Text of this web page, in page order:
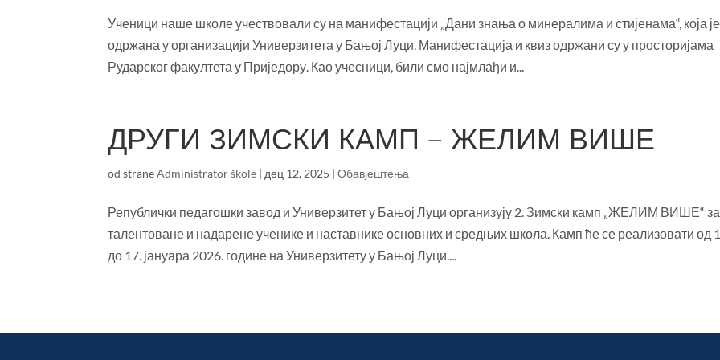
Ученици наше школе учествовали су на манифестацији „Дани знања о минералима и стијенама“, која је
одржана у организацији Универзитета у Бањој Луци. Манифестација и квиз одржани су у просторијама
Рударског факултета у Приједору. Као учесници, били смо најмлађи и...
ДРУГИ ЗИМСКИ КАМП – ЖЕЛИМ ВИШЕ
od straneAdministrator škole | дец 12, 2025 |Обавјештења
Републички педагошки завод и Универзитет у Бањој Луци организују 2. Зимски камп „ЖЕЛИМ ВИШЕ“ за
талентоване и надарене ученике и наставнике основних и средњих школа. Камп ће се реализовати од
до 17. јануара 2026. године на Универзитету у Бањој Луци....